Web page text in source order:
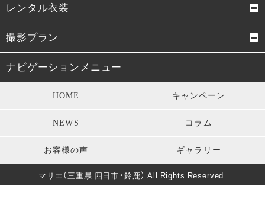
レンタル衣装
成人式振袖
男性成人式袴
七五三衣装 留袖・訪問着・振袖
モーニング・礼服 パーティードレス
キッズ衣装 長寿のお祝い
葬儀・法要
撮影プラン
成人式前撮り
ィング
バースデー マタニティフォト
ナビゲーションメニュー
HOME キャンペーン
NEWS コラム
お客様の声 ギャラリー
マリエ（三重県 四日市・鈴鹿） All Rights Reserved.